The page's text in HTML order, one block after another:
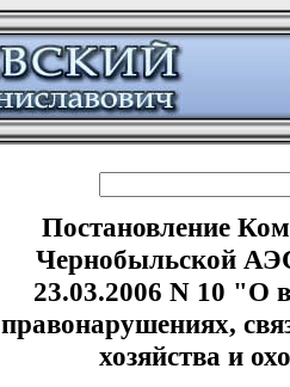
Постановление
Чернобыльской
23.03.2006 N 10 "О
правонарушениях,
хозяйства и